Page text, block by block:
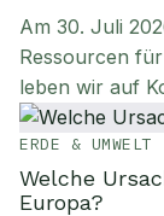
Am 30. Juli
Ressourcen
leben wir auf
ERDE & UMWELT
Welche
Europa?